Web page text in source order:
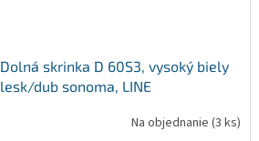
Dolná skrinka D 60S3, vysoký biely
lesk/dub sonoma, LINE
Na objednanie (3 ks)